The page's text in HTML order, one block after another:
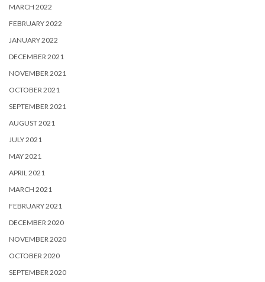
MARCH 2022
FEBRUARY 2022
JANUARY 2022
DECEMBER 2021
NOVEMBER 2021
OCTOBER 2021
SEPTEMBER 2021
AUGUST 2021
JULY 2021
MAY 2021
APRIL 2021
MARCH 2021
FEBRUARY 2021
DECEMBER 2020
NOVEMBER 2020
OCTOBER 2020
SEPTEMBER 2020